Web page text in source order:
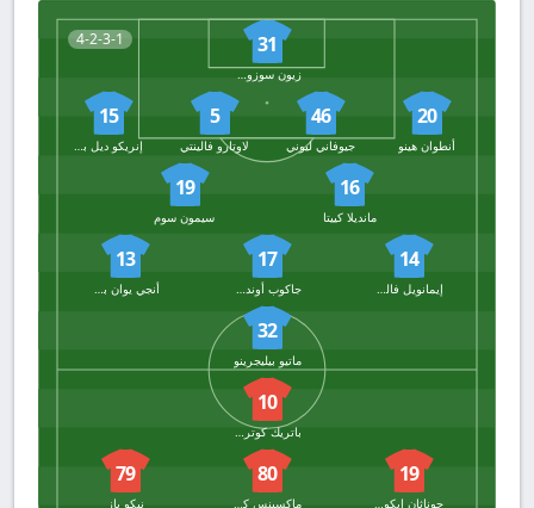
4-2-3-1 31
زيون سوزوكي
20
أنطوان هينو
46
جيوفاني ليوني
5
لاوتارو فالينتي
15
إنريكو ديل براتو
16
مانديلا كييتا
19
سيمون سوم
14
إيمانويل فاليري
17
جاكوب أوندريجكا
13
أنجي يوان بوني
32
ماتيو بيليجرينو
10
باتريك كوتروني
19
جوناثان ايكوني
80
ماكسينس كاكيريت
79
نيكو باز